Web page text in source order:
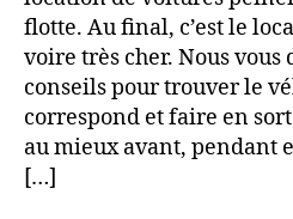
flotte. Au final, c’est le
voire très cher. Nous
conseils pour trouver le
correspond et faire en
au mieux avant, pendant
[…]